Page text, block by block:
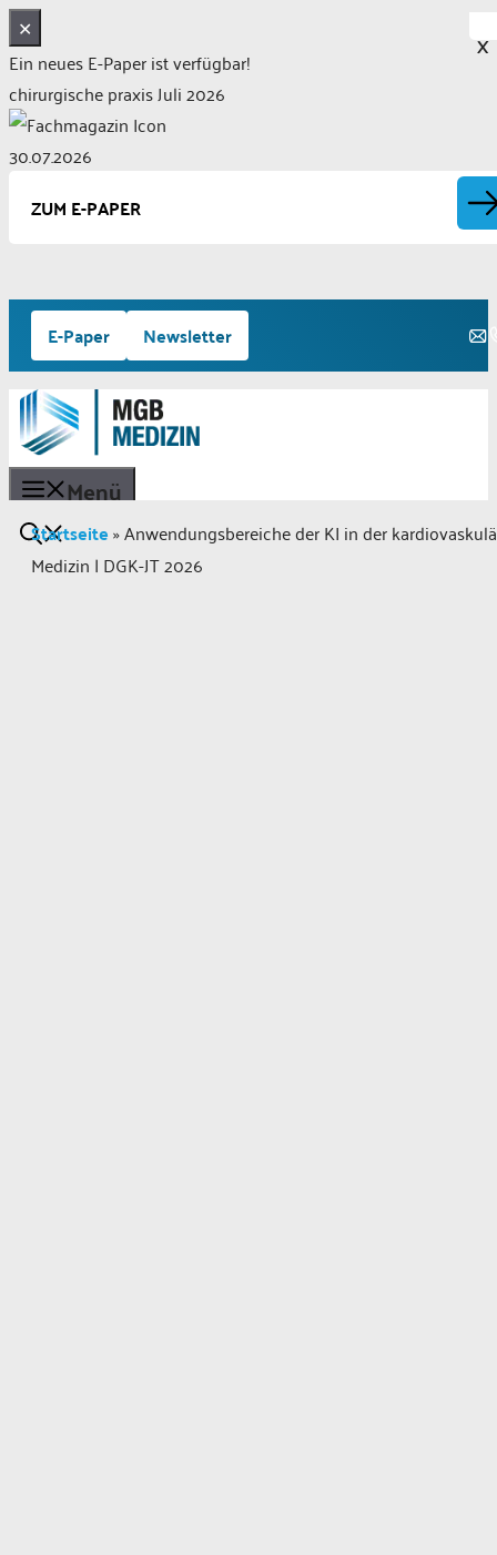
✕
Ein neues E-Paper ist verfügbar!
chirurgische praxis Juli 2026
30.07.2026
ZUM E-PAPER
Zum
Inhalt
springen
E-Paper Newsletter
Menü
Startseite»Anwendungsbereiche der KI in der
Medizin | DGK-JT 2026
X